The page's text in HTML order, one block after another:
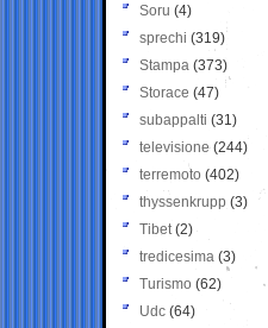
Soru (4)
sprechi (319)
Stampa (373)
Storace (47)
subappalti (31)
televisione(244)
terremoto (402)
thyssenkrupp (3)
Tibet(2)
tredicesima (3)
Turismo (62)
Udc (64)